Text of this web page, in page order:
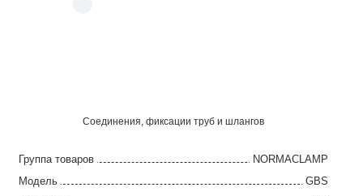
Соединения, фиксации труб и шлангов
Группа товаров
NORMACLAMP
Модель
GBS